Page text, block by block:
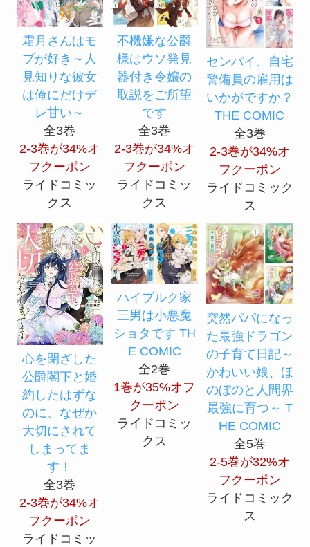
霜月さんはモ
ブが好き～人
見知りな彼女
は俺にだけデ
レ甘い～
全3巻
2-3巻が34%オ
フクーポン
ライドコミッ
クス
不機嫌な公爵
様はウソ発見
器付き令嬢の
取説をご所望
です
全3巻
2-3巻が34%オ
フクーポン
ライドコミッ
クス
センパイ、自宅
警備員の雇用は
いかがですか？
THE COMIC
全3巻
2-3巻が34%オ
フクーポン
ライドコミック
ス
心を閉ざした
公爵閣下と婚
約したはずな
のに、なぜか
大切にされて
しまってま
す！
全3巻
2-3巻が34%オ
フクーポン
ライドコミッ
ハイブルク家
三男は小悪魔
ショタです TH
E COMIC
全2巻
1巻が35%オフ
クーポン
ライドコミッ
クス
突然パパになっ
た最強ドラゴン
の子育て日記～
かわいい娘、ほ
のぼのと人間界
最強に育つ～ T
HE COMIC
全5巻
2-5巻が32%オ
フクーポン
ライドコミック
ス